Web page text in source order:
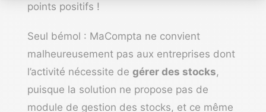
points positifs !
Seul bémol : MaCompta ne convient
malheureusement pas aux entreprises dont
l’activité nécessite de gérer des stocks,
puisque la solution ne propose pas de
module de gestion des stocks, et ce même